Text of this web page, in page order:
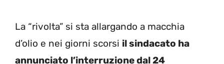
La “rivolta” si sta allargando a macchia
d’olio e nei giorni scorsi il sindacato ha
annunciato l’interruzione dal 24